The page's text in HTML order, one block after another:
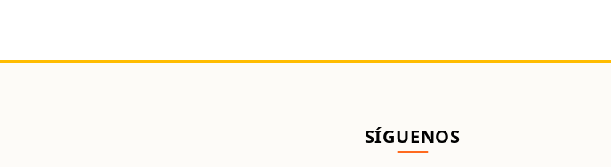
SÍGUENOS